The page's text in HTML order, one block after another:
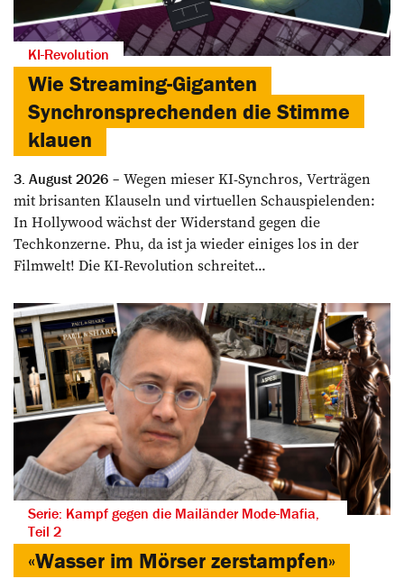
KI-Revolution
Wie Streaming-Giganten
Synchronsprechenden die Stimme
klauen
3. August 2026
Wegen mieser KI-Synchros, Verträgen
mit brisanten Klauseln und virtuellen Schauspielenden:
In Hollywood wächst der Widerstand gegen die
Techkonzerne. Phu, da ist ja wieder einiges los in der
Filmwelt! Die KI-Revolution schreitet...
Serie: Kampf gegen die Mailänder Mode-Mafia,
Teil 2
«Wasser im Mörser zerstampfen»